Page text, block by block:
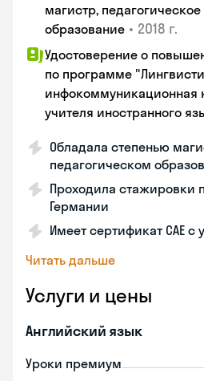
магистр, педагогическое
образование • 2018 г.
Удостоверение о
по программе
инфокоммуникационная
учителя иностранного
Обладала степенью
педагогическом
Проходила стажировки
Германии
Имеет сертификат САЕ с
Читать дальше
Услуги и цены
Английский язык
Уроки премиум